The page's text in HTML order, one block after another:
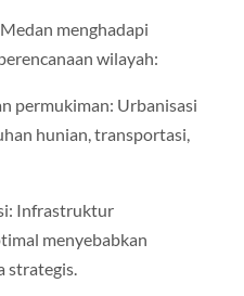
menghadapi
wilayah:
permukiman: Urbanisasi
hunian, transportasi,
Infrastruktur
menyebabkan
strategis.